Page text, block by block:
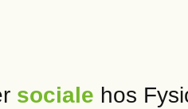
sociale hos